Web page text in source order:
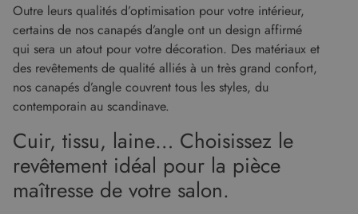
Outre leurs qualités d’optimisation pour votre intérieur,
certains de nos canapés d’angle ont un design affirmé
qui sera un atout pour votre décoration. Des matériaux et
des revêtements de qualité alliés à un très grand confort,
nos canapés d’angle couvrent tous les styles, du
contemporain au scandinave.
Cuir, tissu, laine… Choisissez le
revêtement idéal pour la pièce
maîtresse de votre salon.